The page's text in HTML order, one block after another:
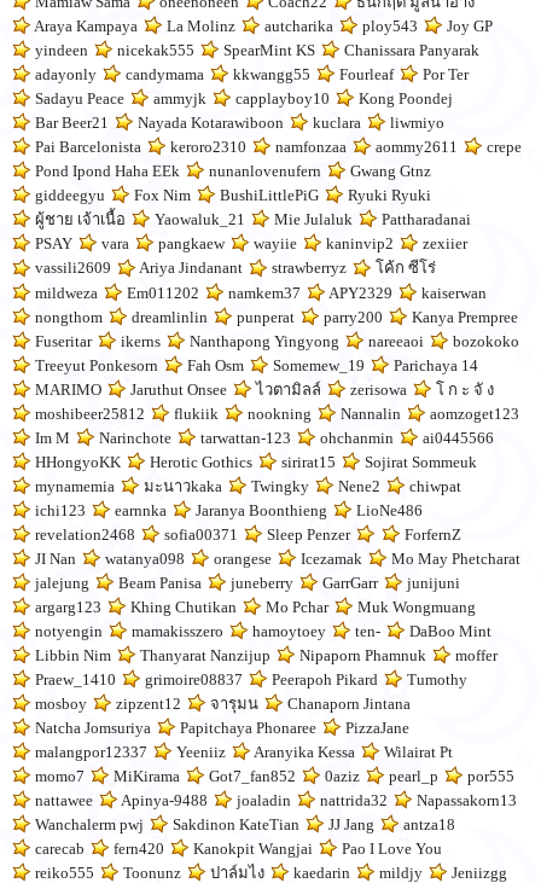
Araya Kampaya
La Molinz autcharika ploy543
Joy GP
yindeen
nicekak555 SpearMint KS
Chanissara Panyarak
adayonly
candymama kkwangg55 Fourleaf
Por Ter
Sadayu Peace
ammyjk capplayboy10
Kong Poondej
Bar Beer21
Nayada Kotarawiboon kuclara
liwmiyo
Pai Barcelonista
keroro2310 namfonzaa aommy2611
crepe
Pond Ipond Haha EEk
nunanlovenufern
Gwang Gtnz
giddeegyu
Fox Nim BushiLittlePiG
Ryuki Ryuki
ผู้ชาย เจ้าเนื้อ
Yaowaluk_21 Mie Julaluk
Pattharadanai
PSAY
vara pangkaew wayiie kaninvip2
zexiier
vassili2609
Ariya Jindanant strawberryz
โค้ก ซีโร่
mildweza
Em011202 namkem37 APY2329
kaiserwan
nongthom
dreamlinlin punperat parry200
Kanya Prempree
Fuseritar
ikerns Nanthapong Yingyong nareeaoi
bozokoko
Treeyut Ponkesorn
Fah Osm Somemew_19
Parichaya 14
MARIMO
Jaruthut Onsee ไวตามิลล์ zerisowa
โ ก ะ จั ง
moshibeer25812
flukiik nookning Nannalin
aomzoget123
Im M
Narinchote tarwattan-123 ohchanmin
ai0445566
HHongyoKK
Herotic Gothics sirirat15
Sojirat Sommeuk
mynamemia
มะนาวkaka Twingky Nene2
chiwpat
ichi123
earnnka Jaranya Boonthieng
LioNe486
revelation2468
sofia00371 Sleep Penzer
ForfernZ
JI Nan
watanya098 orangese Icezamak
Mo May Phetcharat
jalejung
Beam Panisa juneberry GarrGarr
junijuni
argarg123
Khing Chutikan Mo Pchar
Muk Wongmuang
notyengin
mamakisszero hamoytoey ten-
DaBoo Mint
Libbin Nim
Thanyarat Nanzijup Nipaporn Phamnuk
moffer
Praew_1410
grimoire08837 Peerapoh Pikard
Tumothy
mosboy
zipzent12 จารุมน
Chanaporn Jintana
Natcha Jomsuriya
Papitchaya Phonaree
PizzaJane
malangpor12337
Yeeniiz Aranyika Kessa
Wilairat Pt
momo7
MiKirama Got7_fan852 0aziz pearl_p
por555
nattawee
Apinya-9488 joaladin nattrida32
Napassakorn13
Wanchalerm pwj
Sakdinon KateTian JJ Jang
antza18
carecab
fern420 Kanokpit Wangjai
Pao I Love You
reiko555
Toonunz ปาล์มไง kaedarin mildjy
Jeniizgg